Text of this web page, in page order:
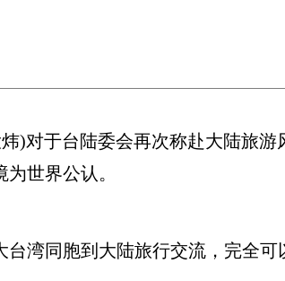
于台陆委会再次称赴大陆旅游
世界公认。
同胞到大陆旅行交流，完全可